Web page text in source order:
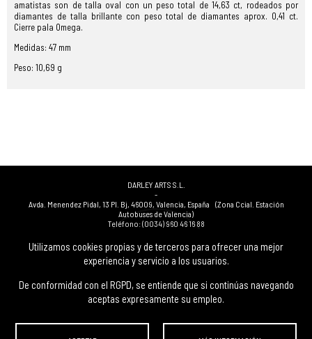
Utilizamos cookies propias y de terceros para ofrecer una mejor
experiencia y servicio a los usuarios.
De conformidad con el RGPD, se entiende que si continúas navegando
aceptas expresamente su empleo.
amatistas son de talla oval con un peso total de 14,63 ct, rodeados por
diamantes de talla brillante con peso total de diamantes aprox. 0,41 ct.
Cierre pala Omega.
Medidas: 47 mm
Peso: 10,69 g
DARLEY ARTS S.L.
-
Avda. Menendez Pidal, 13 Pl. Bj, 46009, Valencia, España (Zona Ccial. Estación
Autobuses de Valencia)
Teléfono:(0034) 960 46 16 88
(0034) 963 40 48 21
-
(0034) 669 53 68 89(solo WhatsApp)
info@subastasdarley.com